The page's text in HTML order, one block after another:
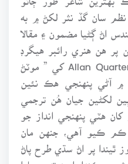
سان گڏ نثر لکڻ ۾ به
اڻ ڳڻيا مضمون ۽ مقالا
پر هن هنري رائبر هيگرڊ
جي جڳ مشهور ناول Allan Quartermain کي ” موٽڻ
۾ آڻي پنهنجي هڪ نئين
لکڻين جيان هُن ترجمي
هٽي پنهنجي انداز جو
ڪيو آهي، جنهن مان
ٿيندا پر اڻ سڌي طرح پاڻ
ڪندا، اميد ته سمبارا